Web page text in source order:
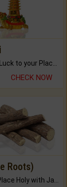
CHECK NOW
Roots)